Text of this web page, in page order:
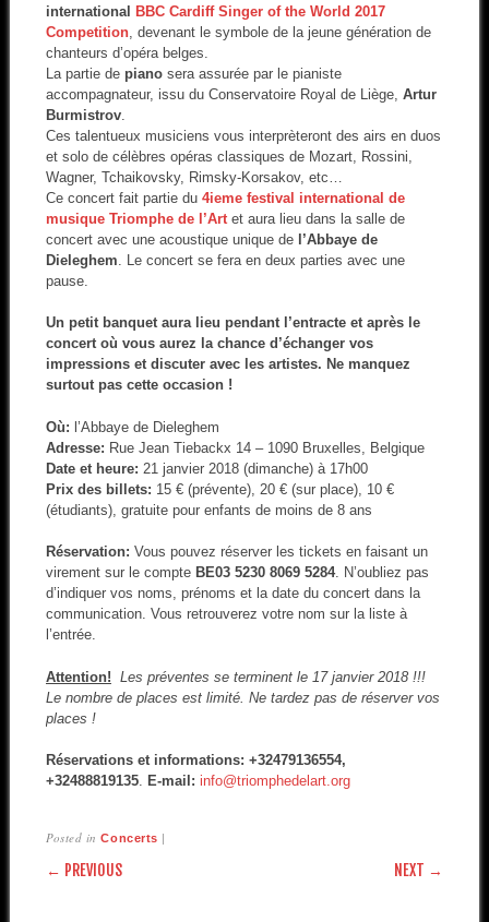
international
BBC Cardiff Singer of the World 2017
Competition, devenant le symbole de la jeune génération de
chanteurs d’opéra belges.
La partie de piano sera assurée par le pianiste
accompagnateur, issu du Conservatoire Royal de Liège, Artur
Burmistrov.
Ces talentueux musiciens vous interprèteront des airs en duos
et solo de célèbres opéras classiques de Mozart, Rossini,
Wagner, Tchaikovsky, Rimsky-Korsakov, etc…
Ce concert fait partie du 4ieme festival international de
musique Triomphe de l’Artet aura lieu dans la salle de
concert avec une acoustique unique de l’Abbaye de
Dieleghem . Le concert se fera en deux parties avec une
pause.
Un petit banquet aura lieu pendant l’entracte et après le
concert où vous aurez la chance d’échanger vos
impressions et discuter avec les artistes. Ne manquez
surtout pas cette occasion !
Où: l’Abbaye de Dieleghem
Adresse: Rue Jean Tiebackx 14 – 1090 Bruxelles, Belgique
Date et heure: 21 janvier 2018 (dimanche) à 17h00
Prix des billets: 15 € (prévente), 20 € (sur place), 10 €
(étudiants), gratuite pour enfants de moins de 8 ans
Réservation: Vous pouvez réserver les tickets en faisant un
virement sur le compte BE03 5230 8069 5284. N’oubliez pas
d’indiquer vos noms, prénoms et la date du concert dans la
communication. Vous retrouverez votre nom sur la liste à
l’entrée.
Attention! Les préventes se terminent le 17 janvier 2018 !!!
Le nombre de places est limité. Ne tardez pas de réserver vos
places !
Réservations et informations: +32479136554,
+32488819135. E-mail: info@triomphedelart.org
Posted inConcerts |
POST NAVIGATION
← PREVIOUS NEXT →